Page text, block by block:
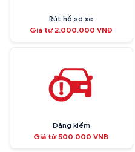
Rút hồ sơ xe
Giá từ 2.000.000 VNĐ
Đăng kiểm
Giá từ 500.000 VNĐ